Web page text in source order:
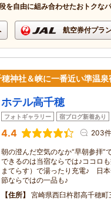
を自由に組み合わせたおトクな
航空券付プラ
神社＆峡に一番近い準温泉
ホテル高千穂
フォトギャラリー 宿ブログ新着あり
4.4 203件
朝の澄んだ空気のなか“早朝参拝”
できるのは当宿ならでは♪ココロ
まてらす）で湯ったり充電♪ 日
節ならではの一品も♪
住所
宮崎県西臼杵郡高千穂